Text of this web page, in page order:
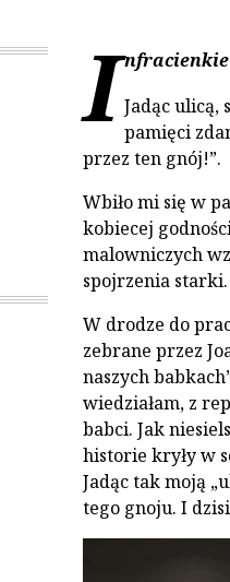
Infracienkie
Jadąc ulicą,
pamięci
przez ten gnój!”.
Wbiło mi się w
kobiecej
malowniczych
spojrzenia starki.
W drodze do
zebrane przez
naszych
wiedziałam, z
babci. Jak
historie kryły w
Jadąc tak moją
tego gnoju. I